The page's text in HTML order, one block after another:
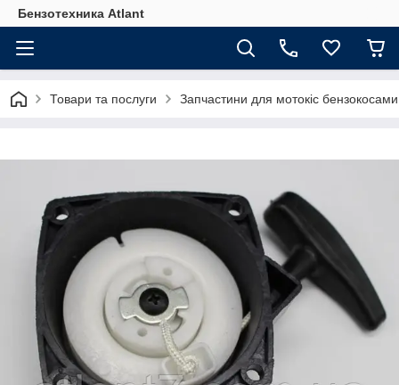
Бензотехника Atlant
Товари та послуги Запчастини для мотокіс бензокосами